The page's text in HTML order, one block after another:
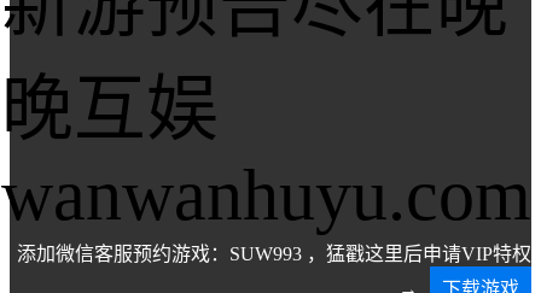
晚互娱
wanwanhuyu.com
添加微信客服预约游戏：SUW993 ，猛戳这里后申请VIP特权
→
下载游戏